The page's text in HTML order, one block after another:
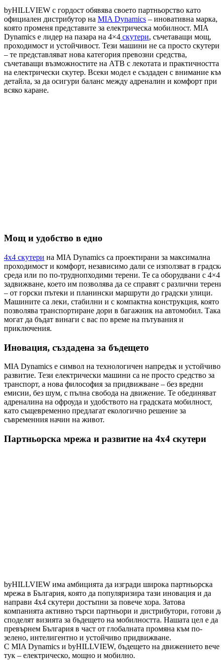
byHILLVIEW с гордост обявява своето партньорство като
официален дистрибутор на MIA Dynamics – иновативна марка,
която променя представите за електрическа мобилност. MIA
Dynamics е лидер на пазара на 4×4 скутери, съчетаващи мощ,
проходимост и устойчивост. Тези машини не са просто скутери
– те представляват нова категория превозни средства,
съчетаващи възможностите на АТВ с лекотата и практичността
на електрически скутер. Всеки модел е създаден с внимание
детайла, за да осигури баланс между адреналин и комфорт при
всяко каране.
Мощ и удобство в едно
4х4 скутери на MIA Dynamics са проектирани за максимална
проходимост и комфорт, независимо дали се използват в
среда или по по-труднопходими терени. Те са оборудвани с 4×4
задвижване, което им позволява да се справят с различни
– от горски пътеки и планински маршрути до градски улици.
Машините са леки, стабилни и с компактна конструкция, която
позволява транспортиране дори в багажник на автомобил. Така
могат да бъдат винаги с вас по време на пътувания и
приключения.
Иновация, създадена за бъдещето
MIA Dynamics е символ на технологичен напредък и устойчиво
развитие. Тези електрически машини са не просто средство за
транспорт, а нова философия за придвижване – без вредни
емисии, без шум, с пълна свобода на движение. Те обединяват
адреналинa на офроуда и удобството на градската мобилност,
като същевременно предлагат екологично решение за
съвременния начин на живот.
Партньорска мрежа и развитие на 4х4 скутери
byHILLVIEW има амбицията да изгради широка партньорска
мрежа в България, която да популяризира тази иновация и да
направи 4х4 скутери достъпни за повече хора. Затова
компанията активно търси партньори и дистрибутори, готови
споделят визията за бъдещето на мобилността. Нашата цел е да
превърнем България в част от глобалната промяна към по-
зелено, интелигентно и устойчиво придвижване.
С MIA Dynamics и byHILLVIEW, бъдещето на движението вече
тук – електрическо, мощно и мобилно.